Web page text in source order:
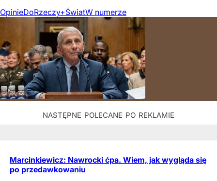
OpinieDoRzeczy+ŚwiatW numerze
Marcinkiewicz: Nawrocki ćpa. Wiem, jak wygląda się
po przedawkowaniu